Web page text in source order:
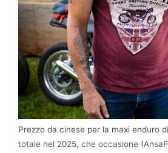
Prezzo da cinese per la maxi enduro
totale nel 2025, che occasione